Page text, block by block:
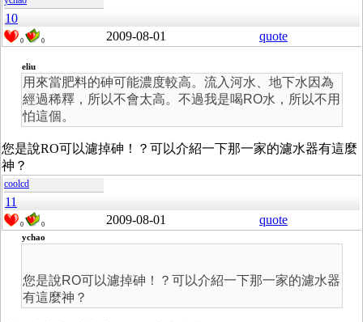
10
0 0 2009-08-01 quote
eliu
用來當肥料的砷可能濃度較高。流入河水、地下水因為
經過稀釋，所以不會太高。不過我是喝RO水，所以不用
怕這個。
您是說RO可以濾掉砷！？可以介紹一下那一家的濾水器有這麼
神？
coolcd
11
0 0 2009-08-01 quote
ychao
您是說RO可以濾掉砷！？可以介紹一下那一家的濾水器
有這麼神？